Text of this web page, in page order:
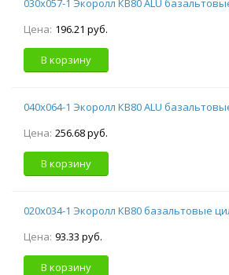
Цена: 196.21 руб.
В корзину
040х064-1 Экоролл КВ80 ALU
Цена: 256.68 руб.
В корзину
020х034-1 Экоролл КВ80 базальтовые
Цена: 93.33 руб.
В корзину